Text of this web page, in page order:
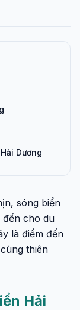
Dương
sóng biển
đến cho du
là điểm đến
thiên
Hải